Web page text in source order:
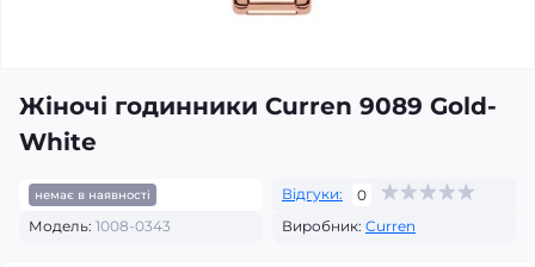
Жіночі годинники Curren 9089 Gold-
White
немає в наявності Відгуки:
0
Модель: 1008-0343 Виробник: Curren